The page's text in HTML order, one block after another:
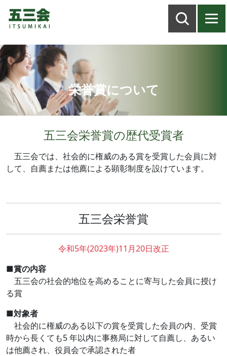
栄誉賞について
五三会栄誉賞の歴代受賞者
五三会では、社会的に権威のある賞を受賞した会員に対
して、自薦または他薦による顕彰制度を設けています。
五三会栄誉賞
令和5年(2023年)11月20日改正
■賞の内容
五三会の社会的地位を高めることに寄与した会員に授け
る賞
■対象者
社会的に権威のある以下の賞を受賞した会員の内、受賞
時から長くても5 年以内に事務局に対して自薦し、あるい
は他薦され、役員会で承認された者